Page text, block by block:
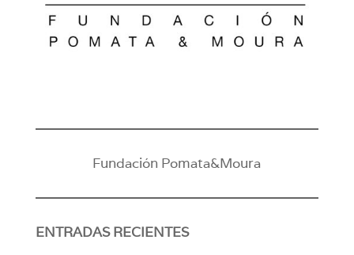
Fundación Pomata&Moura
ENTRADAS RECIENTES